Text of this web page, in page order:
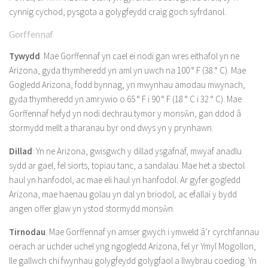
cynnig cychod, pysgota a golygfeydd craig goch syfrdanol.
Gorffennaf
Tywydd: Mae Gorffennaf yn cael ei nodi gan wres eithafol yn ne
Arizona, gyda thymheredd yn aml yn uwch na 100 ° F (38 ° C). Mae
Gogledd Arizona, fodd bynnag, yn mwynhau amodau mwynach,
gyda thymheredd yn amrywio o 65 ° F i 90 ° F (18 ° C i 32 ° C). Mae
Gorffennaf hefyd yn nodi dechrau tymor y monsŵn, gan ddod â
stormydd mellt a tharanau byr ond dwys yn y prynhawn.
Dillad: Yn ne Arizona, gwisgwch y dillad ysgafnaf, mwyaf anadlu
sydd ar gael, fel siorts, topiau tanc, a sandalau. Mae het a sbectol
haul yn hanfodol, ac mae eli haul yn hanfodol. Ar gyfer gogledd
Arizona, mae haenau golau yn dal yn briodol, ac efallai y bydd
angen offer glaw yn ystod stormydd monsŵn.
Tirnodau: Mae Gorffennaf yn amser gwych i ymweld â’r cyrchfannau
oerach ar uchder uchel yng ngogledd Arizona, fel yr Ymyl Mogollon,
lle gallwch chi fwynhau golygfeydd golygfaol a llwybrau coediog. Yn